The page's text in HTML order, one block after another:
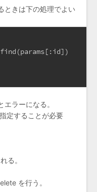
ときは下の処理でよい
:id])
ラーになる。
定することが必要
る。
を行う。